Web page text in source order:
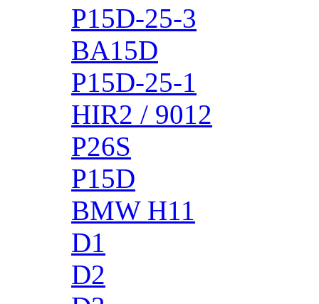
P15D-25-3
BA15D
P15D-25-1
HIR2 / 9012
P26S
P15D
BMW H11
D1
D2